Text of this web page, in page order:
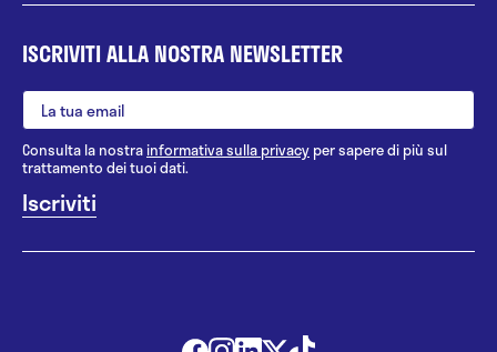
ISCRIVITI ALLA NOSTRA NEWSLETTER
Consulta la nostrainformativa sulla privacy per sapere di più sul
trattamento dei tuoi dati.